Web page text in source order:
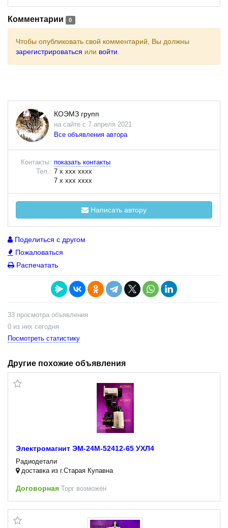
Комментарии 0
Чтобы опубликовать свой комментарий, Вы должны
зарегистрироваться или войти
КОЭМЗ групп
на сайте с 7 апреля 2021
Все объявления автора
Контакты: показать контакты
Тел.: 7 x xxx xxxx
7 x xxx xxxx
Написать автору
Поделиться с другом
Пожаловаться
Распечатать
33 просмотра объявления
0 из них сегодня
Посмотреть статистику
Другие похожие объявления
Электромагнит ЭМ-24М-52412-65 УХЛ4
Радиодетали
доставка из г.Старая Купавна
Договорная Торг возможен